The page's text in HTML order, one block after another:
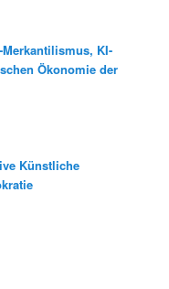
KI-
Ökonomie der
Künstliche